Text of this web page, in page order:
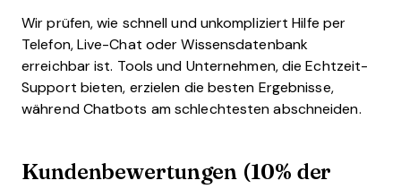
Wir prüfen, wie schnell und unkompliziert Hilfe per
Telefon, Live-Chat oder Wissensdatenbank
erreichbar ist. Tools und Unternehmen, die Echtzeit-
Support bieten, erzielen die besten Ergebnisse,
während Chatbots am schlechtesten abschneiden.
Kundenbewertungen (10% der